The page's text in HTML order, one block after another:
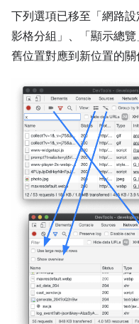
下列選項已移至「網路設
影格分組」 、「顯示總覽
舊位置對應到新位置的關